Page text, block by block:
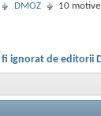
DMOZ 10
ignorat de editorii